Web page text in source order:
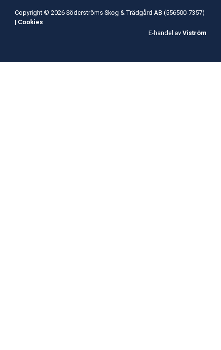
Copyright © 2026 Söderströms Skog & Trädgård AB (556500-7357)
| Cookies
E-handel av Viström